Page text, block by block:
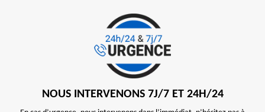
NOUS INTERVENONS 7J/7 ET 24H/24